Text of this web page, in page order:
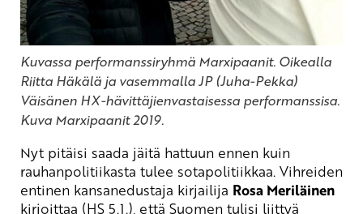
Kuvassa performanssiryhmä Marxipaanit. Oikealla
Riitta Häkälä ja vasemmalla JP (Juha-Pekka)
Väisänen HX-hävittäjienvastaisessa performanssisa.
Kuva Marxipaanit 2019.
Nyt pitäisi saada jäitä hattuun ennen kuin
rauhanpolitiikasta tulee sotapolitiikkaa. Vihreiden
entinen kansanedustaja kirjailija Rosa Meriläinen
kirjoittaa (HS 5.1.), että Suomen tulisi liittyä